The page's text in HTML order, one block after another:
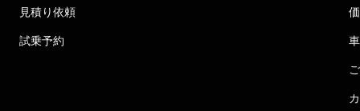
見積り依頼
試乗予約